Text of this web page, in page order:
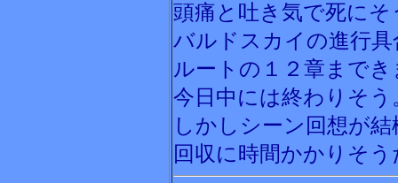
頭痛と吐き気で死に
バルドスカイの進行
ルートの１２章まで
今日中には終わりそう
しかしシーン回想が
回収に時間かかりそう